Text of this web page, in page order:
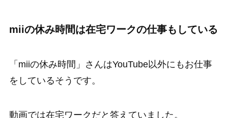
miiの休み時間は在宅ワークの仕事もしている
「miiの休み時間」さんはYouTube以外にもお仕事
をしているそうです。
動画では在宅ワークだと答えていました。